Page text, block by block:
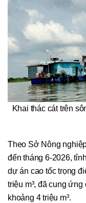
Khai thác cát trên
Theo Sở Nông
đến tháng 6-2026,
dự án cao tốc trọng
triệu m³, đã cung
khoảng 4 triệu m³.